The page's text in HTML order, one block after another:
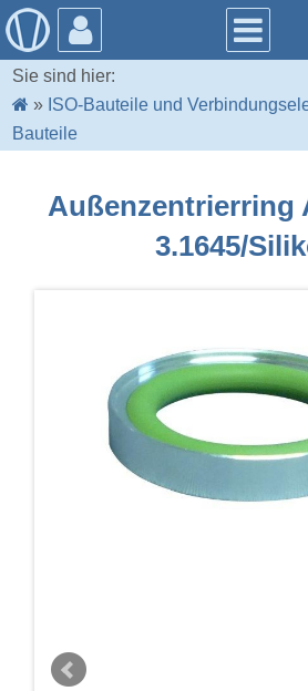
Sie sind hier:
» ISO-Bauteile und
Bauteile
Außenzentrierring
3.1645/